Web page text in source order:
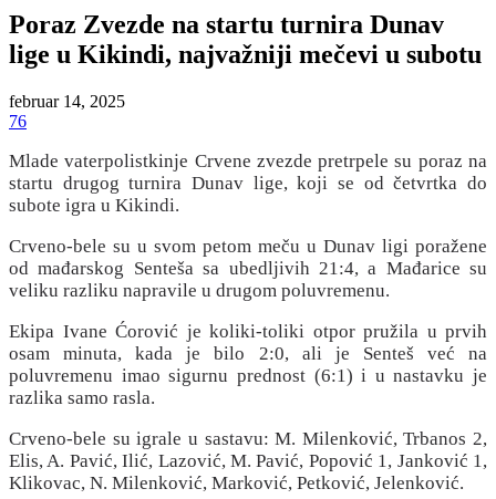
Poraz Zvezde na startu turnira Dunav
lige u Kikindi, najvažniji mečevi u subotu
februar 14, 2025
76
Mlade vaterpolistkinje Crvene zvezde pretrpele su poraz na
startu drugog turnira Dunav lige, koji se od četvrtka do
subote igra u Kikindi.
Crveno-bele su u svom petom meču u Dunav ligi poražene
od mađarskog Senteša sa ubedljivih 21:4, a Mađarice su
veliku razliku napravile u drugom poluvremenu.
Ekipa Ivane Ćorović je koliki-toliki otpor pružila u prvih
osam minuta, kada je bilo 2:0, ali je Senteš već na
poluvremenu imao sigurnu prednost (6:1) i u nastavku je
razlika samo rasla.
Crveno-bele su igrale u sastavu: M. Milenković, Trbanos 2,
Elis, A. Pavić, Ilić, Lazović, M. Pavić, Popović 1, Janković 1,
Klikovac, N. Milenković, Marković, Petković, Jelenković.